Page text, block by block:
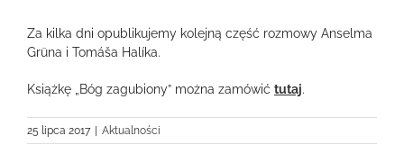
Za kilka dni opublikujemy kolejną część rozmowy Anselma
Grüna i Tomáša Halíka.
Książkę „Bóg zagubiony” można zamówić tutaj.
25 lipca 2017 Aktualności